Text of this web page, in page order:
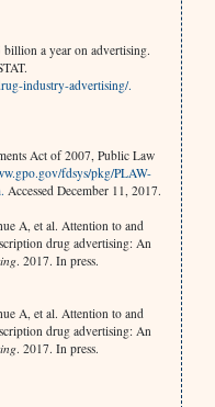
a year on advertising.
industry-advertising/.
Act of 2007, Public Law
fdsys/pkg/PLAW-
Accessed December 11, 2017.
A, et al. Attention to and
drug advertising: An
. 2017. In press.
A, et al. Attention to and
drug advertising: An
. 2017. In press.